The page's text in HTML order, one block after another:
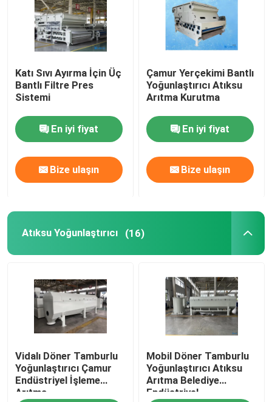
Ürünler
videolar
Hakkımızda
Fabrika turu
Katı Sıvı Ayırma İçin Üç
Bantlı Filtre Pres
Sistemi
En iyi fiyat
Bize ulaşın
Çamur Yerçekimi Bantlı
Yoğunlaştırıcı Atıksu
Arıtma Kurutma
En iyi fiyat
Bize ulaşın
Atıksu Yoğunlaştırıcı (16)
Vidalı Döner Tamburlu
Yoğunlaştırıcı Çamur
Endüstriyel İşleme
Arıtma
Mobil Döner Tamburlu
Yoğunlaştırıcı Atıksu
Arıtma Belediye
Endüstriyel